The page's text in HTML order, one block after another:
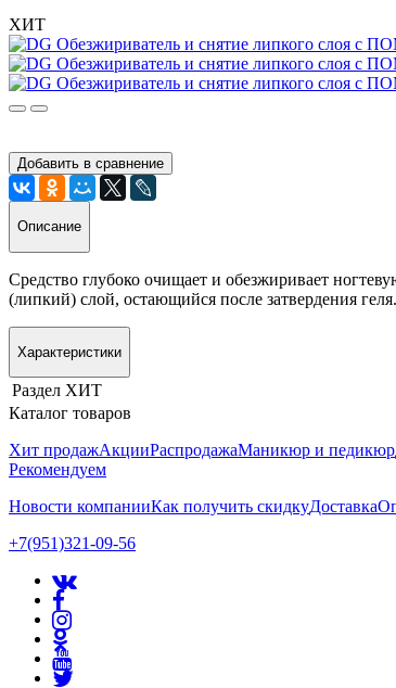
ХИТ
Добавить в сравнение
Описание
Средство глубоко очищает и обезжиривает
(липкий) слой, остающийся после затвердения
Характеристики
Раздел ХИТ
Каталог товаров
Хит продажАкцииРаспродажаМаникюр и педикюр
Рекомендуем
Новости компанииКак получить скидкуДоставка
+7(951)321-09-56